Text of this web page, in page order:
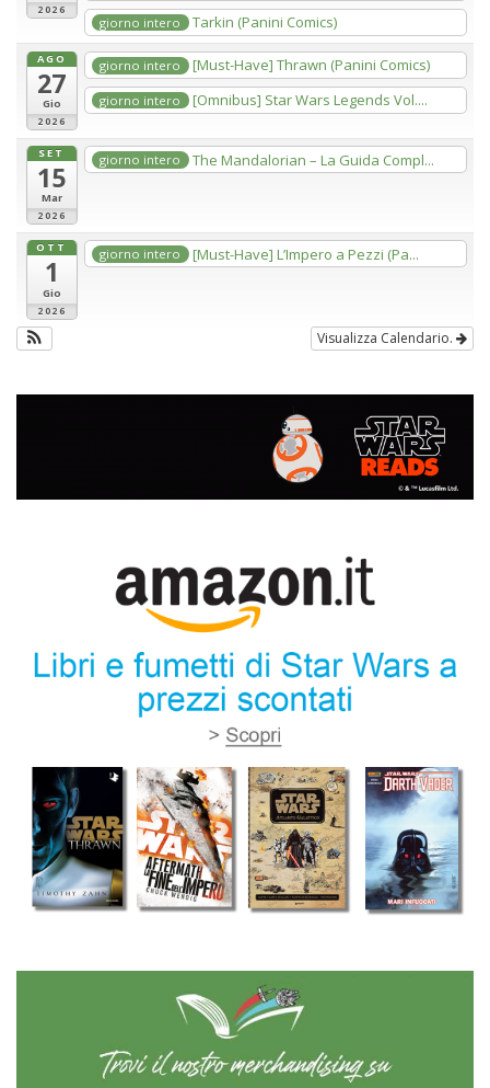
2026
giorno intero Tarkin (Panini Comics)
AGO
27
Gio
2026
giorno intero [Must-Have] Thrawn (Panini Comics)
giorno intero [Omnibus] Star Wars Legends Vol....
SET
15
Mar
2026
giorno intero The Mandalorian – La Guida Compl...
OTT
1
Gio
2026
giorno intero [Must-Have] L’Impero a Pezzi (Pa...
Visualizza Calendario.